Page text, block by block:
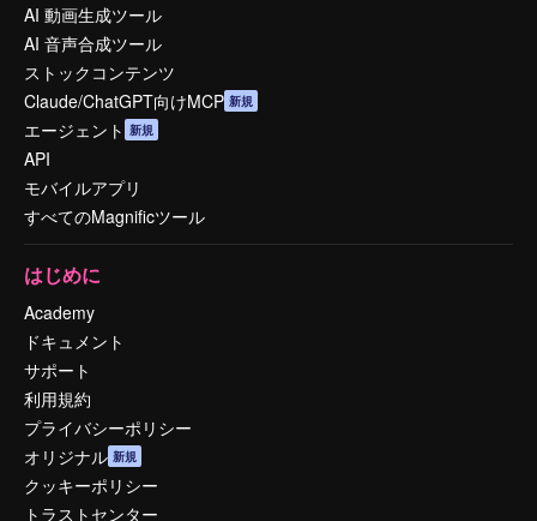
AI 動画生成ツール
AI 音声合成ツール
ストックコンテンツ
Claude/ChatGPT向けMCP 新規
エージェント 新規
API
モバイルアプリ
すべてのMagnificツール
はじめに
Academy
ドキュメント
サポート
利用規約
プライバシーポリシー
オリジナル 新規
クッキーポリシー
トラストセンター